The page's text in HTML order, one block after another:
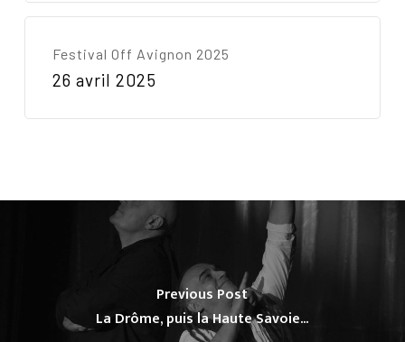
Festival Off Avignon 2025
26 avril 2025
Previous Post
La Drôme, puis la Haute Savoie...